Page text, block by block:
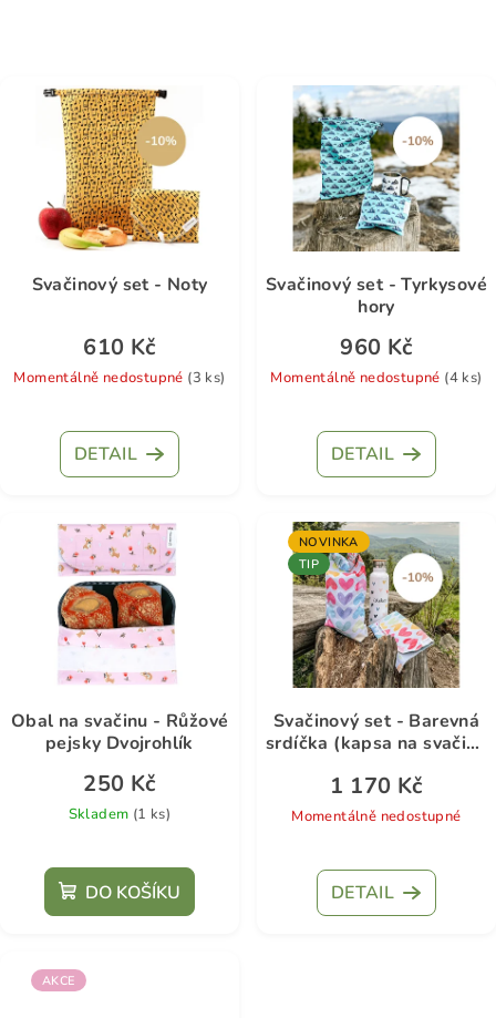
Svačinový set - Noty
610 Kč
Momentálně nedostupné (3 ks)
DETAIL
Svačinový set - Tyrkysové
hory
960 Kč
Momentálně nedostupné (4 ks)
hodnocení
produktu
je
z
5
hvězdiček.
DETAIL
Obal na svačinu - Růžové
pejsky Dvojrohlík
250 Kč
Skladem (1 ks)
DO KOŠÍKU
NOVINKA
TIP
Svačinový set - Barevná
srdíčka (kapsa na svačinu
1 170 Kč
Momentálně nedostupné
DETAIL
AKCE